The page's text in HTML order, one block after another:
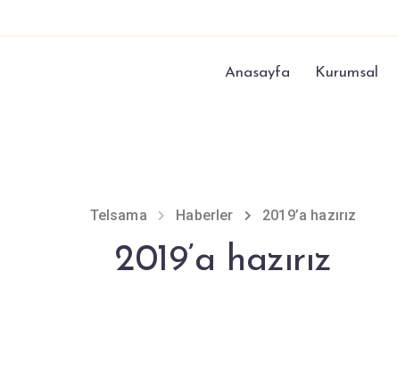
Anasayfa Kurumsal
Telsama Haberler 2019’a hazırız
2019’a hazırız